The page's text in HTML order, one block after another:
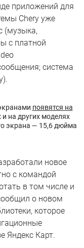
приложений для
Chery уже
(музыка,
с платной
система
появятся на
на других моделях
экрана — 15,6 дюйма
новое
с командой
в том числе и
о новом
которое
Яндекс Карт.